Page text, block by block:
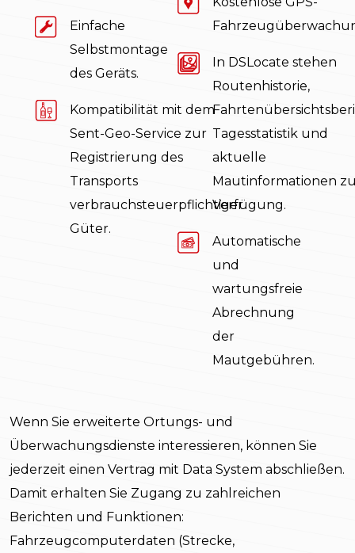
Einfache
Selbstmontage
des Geräts.
Kompatibilität mit dem
Sent-Geo-Service zur
Registrierung des
Transports
verbrauchsteuerpflichtiger
Güter.
In DSLocate stehen
Routenhistorie,
Tagesstatistik und
aktuelle
Mautinformationen
Verfügung.
Automatische
und
wartungsfreie
Abrechnung
der
Mautgebühren.
Wenn Sie erweiterte Ortungs- und
Überwachungsdienste interessieren, können Sie
jederzeit einen Vertrag mit Data System abschließen.
Damit erhalten Sie Zugang zu zahlreichen
Berichten und Funktionen:
Fahrzeugcomputerdaten (Strecke,